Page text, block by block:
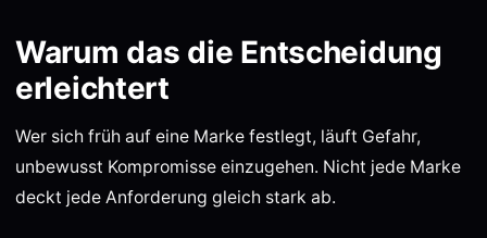
Warum das die Entscheidung
erleichtert
Wer sich früh auf eine Marke festlegt, läuft Gefahr,
unbewusst Kompromisse einzugehen. Nicht jede Marke
deckt jede Anforderung gleich stark ab.